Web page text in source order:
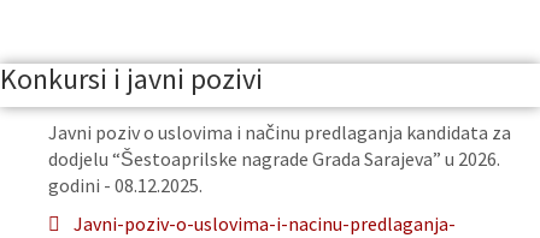
Konkursi i javni pozivi
Javni poziv o uslovima i načinu predlaganja kandidata za
dodjelu “Šestoaprilske nagrade Grada Sarajeva” u 2026.
godini - 08.12.2025.
Javni-poziv-o-uslovima-i-nacinu-predlaganja-